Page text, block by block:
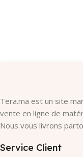
Tera.ma est un site
vente en ligne de
Nous vous livrons
Service Client